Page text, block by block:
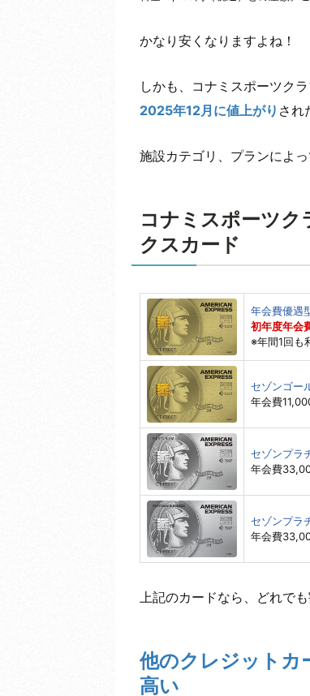
かなり安くなりますよね！
しかも、コナミスポーツク
2025年12月に値上がり され
施設カテゴリ、プランによ
コナミスポーツク
クスカード
年会費優遇
初年度年会
※年間1回も
セゾンゴー
年会費
セゾンプラ
年会費
セゾンプラ
年会費
上記のカードなら、どれで
他のクレジットカ
高い